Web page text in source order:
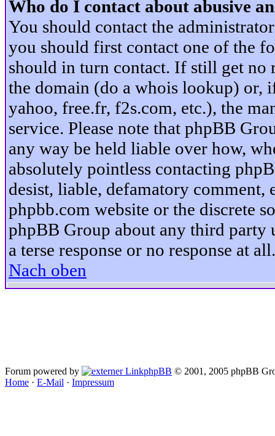
Who do I contact about abusive
You should contact the
you should first contact one of the
should in turn contact. If still get no
the domain (do a whois lookup) or,
yahoo, free.fr, f2s.com, etc.), the
service. Please note that phpBB
any way be held liable over how,
absolutely pointless contacting
desist, liable, defamatory
phpbb.com website or the discrete
phpBB Group about any third party
a terse response or no response at all.
Nach oben
Forum powered by phpBB © 2001, 2005 phpBB
Home · E-Mail · Impressum